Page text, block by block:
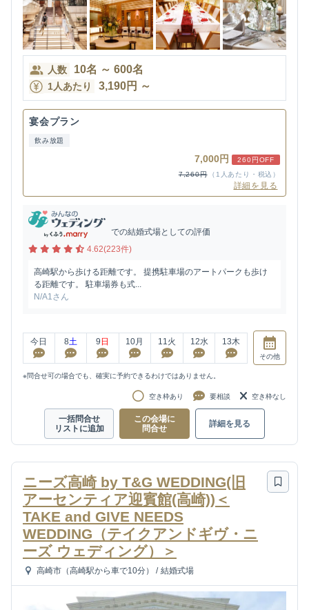
人数 10名 ～ 600名
1人あたり 3,190円 ～
宴会プラン
飲み放題
7,000円
260円OFF
7,260円
（1人あたり・税込）
詳細を見る
での結婚式場としての評価
4.62(223件)
高崎駅から歩ける距離です。 提携駐車場のアートパークも歩け
る距離です。 駐車場券も式...
N/A1さん
今日 8土 9 日 10月 11 火 12水 13木
その他
※問合せ可の場合でも、確実に予約できるわけではありません。
空き枠あり 要相談 空き枠なし
一括問合せ
リストに追加
この会場に
問合せ
詳細を見る
ニーズ高崎 by T&G WEDDING(旧
アーセンティア迎賓館(高崎))＜
TAKE and GIVE NEEDS
WEDDING（テイクアンドギヴ・ニ
ーズ ウェディング）＞
高崎市（高崎駅から車で10分） / 結婚式場